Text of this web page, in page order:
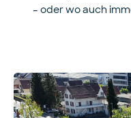
– oder wo auch